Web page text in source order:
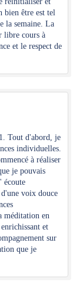
bien être est tel
la semaine. La
libre cours à
et le respect de
Tout d'abord, je
individuelles.
à réaliser
je pouvais
écoute
voix douce
méditation en
et
sur
que je